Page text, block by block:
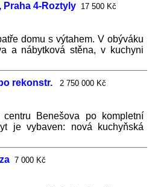
Praha 4-Roztyly 17 500 Kč
domu s výtahem. V obýváku
a nábytková stěna, v kuchyni
rekonstr.
2 750 000 Kč
Benešova po kompletní
je vybaven: nová kuchyňská
7 000 Kč